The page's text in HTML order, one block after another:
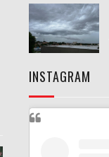
INSTAGRAM